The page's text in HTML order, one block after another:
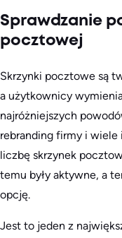
Sprawdzanie
pocztowej
Skrzynki pocztowe są
a użytkownicy
najróżniejszych
rebranding firmy i wiele
liczbę skrzynek
temu były aktywne, a
opcję.
Jest to jeden z